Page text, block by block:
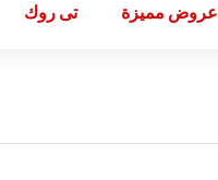
تى روك عروض مميزة